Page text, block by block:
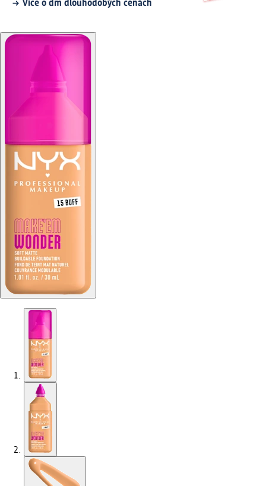
Více o dm dlouhodobých cenách